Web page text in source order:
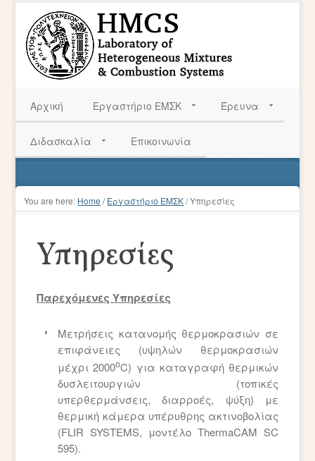
Αρχική Εργαστήριο ΕΜΣΚ Έρευνα
Διδασκαλία Επικοινωνία
You are here: Home / Εργαστήριο ΕΜΣΚ /Υπηρεσίες
Υπηρεσίες
Παρεχόμενες Υπηρεσίες
Μετρήσεις κατανομής θερμοκρασιών σε
επιφάνειες (υψηλών θερμοκρασιών
μέχρι 2000οC) για καταγραφή θερμικών
δυσλειτουργιών (τοπικές
υπερθερμάνσεις, διαρροές, ψύξη) με
θερμική κάμερα υπέρυθρης ακτινοβολίας
(FLIR SYSTEMS, μοντέλο ThermaCAM SC
595).